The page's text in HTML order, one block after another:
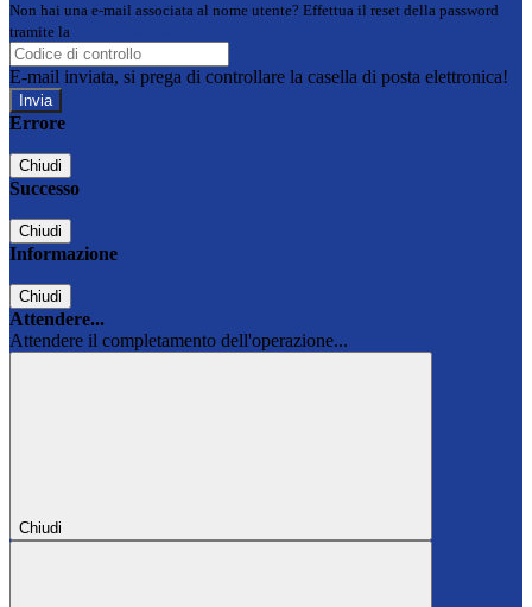
Non hai una e-mail associata al nome utente? Effettua il reset della password
tramite la
E-mail inviata, si prega di controllare la casella di posta elettronica!
Errore
Chiudi
Successo
Chiudi
Informazione
Chiudi
Attendere...
Attendere il completamento dell'operazione...
Chiudi